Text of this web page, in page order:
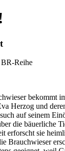
Reihe
bekommt
Herzog und
auf seinem
die bäuerliche
erforscht sie
Brauchwieser